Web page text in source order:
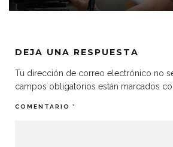
DEJA UNA RESPUESTA
Tu dirección de correo electrónico no
campos obligatorios están marcados
COMENTARIO *